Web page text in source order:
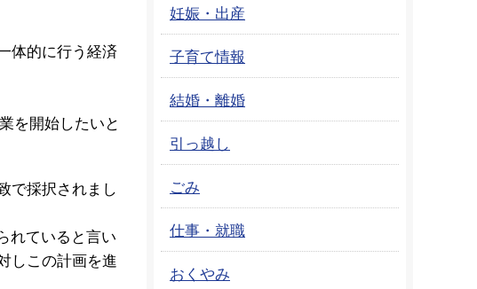
体的に行う経済
を開始したいと
で採択されまし
れていると言い
しこの計画を進
妊娠・出産
子育て情報
結婚・離婚
引っ越し
ごみ
仕事・就職
おくやみ